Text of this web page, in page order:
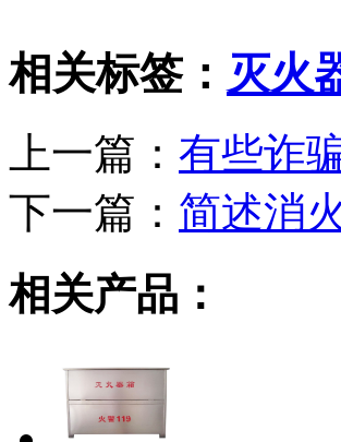
相关标签： 灭火
上一篇： 有些诈
下一篇： 简述消
相关产品：